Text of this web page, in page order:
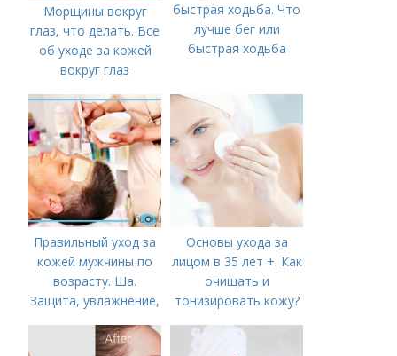
Морщины вокруг
глаз, что делать. Все
об уходе за кожей
вокруг глаз
быстрая ходьба. Что
лучше бег или
быстрая ходьба
Правильный уход за
кожей мужчины по
возрасту. Ша.
Защита, увлажнение,
Основы ухода за
лицом в 35 лет +. Как
очищать и
тонизировать кожу?